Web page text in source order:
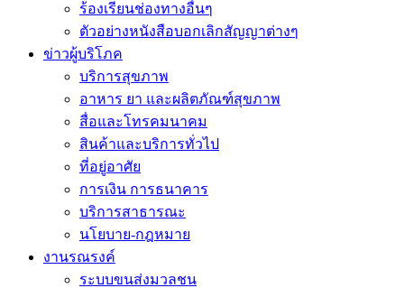
ร้องเรียนช่องทางอื่นๆ
ตัวอย่างหนังสือบอกเลิกสัญญาต่างๆ
ข่าวผู้บริโภค
บริการสุขภาพ
อาหาร ยา และผลิตภัณฑ์สุขภาพ
สื่อและโทรคมนาคม
สินค้าและบริการทั่วไป
ที่อยู่อาศัย
การเงิน การธนาคาร
บริการสาธารณะ
นโยบาย-กฎหมาย
งานรณรงค์
ระบบขนส่งมวลชน